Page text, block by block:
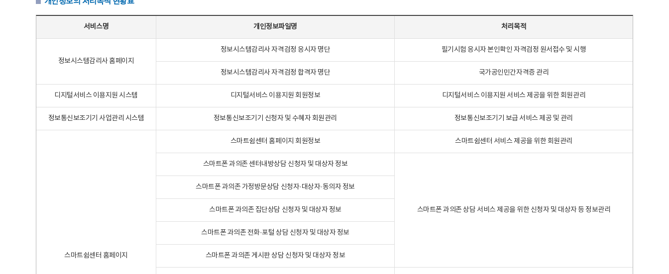
서비스명 개인정보파일명 처리목적
정보시스템감리사 홈페이지
정보시스템감리사 자격검정 응시자 명단 필기시험 응시자 본인확인 자격검정 원서접수 및 시행
정보시스템감리사 자격검정 합격자 명단 국가공인민간자격증 관리
디지털서비스 이용지원 시스템 디지털서비스 이용지원 회원정보 디지털서비스 이용지원 서비스 제공을 위한 회원관리
정보통신보조기기 사업관리 시스템 정보통신보조기기 신청자 및 수혜자 회원관리 정보통신보조기기 보급 서비스 제공 및 관리
스마트쉼센터 홈페이지
스마트쉼센터 홈페이지 회원정보 스마트쉼센터 서비스 제공을 위한 회원관리
스마트폰 과의존 센터내방상담 신청자 및 대상자 정보
스마트폰 과의존 상담 서비스 제공을 위한 신청자 및 대상자 등 정보관리
스마트폰 과의존 가정방문상담 신청자·대상자·동의자 정보
스마트폰 과의존 집단상담 신청자 및 대상자 정보
스마트폰 과의존 전화·포털 상담 신청자 및 대상자 정보
스마트폰 과의존 게시판 상담 신청자 및 대상자 정보